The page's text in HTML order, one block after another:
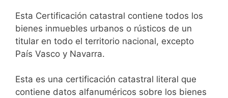
Esta Certificación catastral contiene todos los
bienes inmuebles urbanos o rústicos de un
titular en todo el territorio nacional, excepto
País Vasco y Navarra.
Esta es una certificación catastral literal que
contiene datos alfanuméricos sobre los bienes